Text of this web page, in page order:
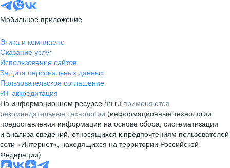
Мобильное приложение
Этика и комплаенс
Оказание услуг
Использование сайтов
Защита персональных данных
Пользовательское соглашение
ИТ аккредитация
На информационном ресурсе hh.ru применяются
рекомендательные технологии (информационные технологии
предоставления информации на основе сбора, систематизации
и анализа сведений, относящихся к предпочтениям пользователей
сети «Интернет», находящихся на территории Российской
Федерации)